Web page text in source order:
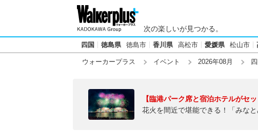
次の楽しいが見つかる。
四国 徳島県 徳島市 香川県 高松市 愛媛県 松山市
ウォーカープラス イベント 2026年08月
【臨港パーク席と宿泊ホテルがセッ
花火を間近で堪能できる！「みな